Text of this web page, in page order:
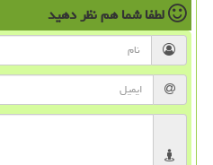
لطفا شما همنظر دهید